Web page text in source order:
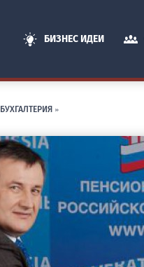
БИЗНЕС ИДЕИ
БУХГАЛТЕРИЯ »